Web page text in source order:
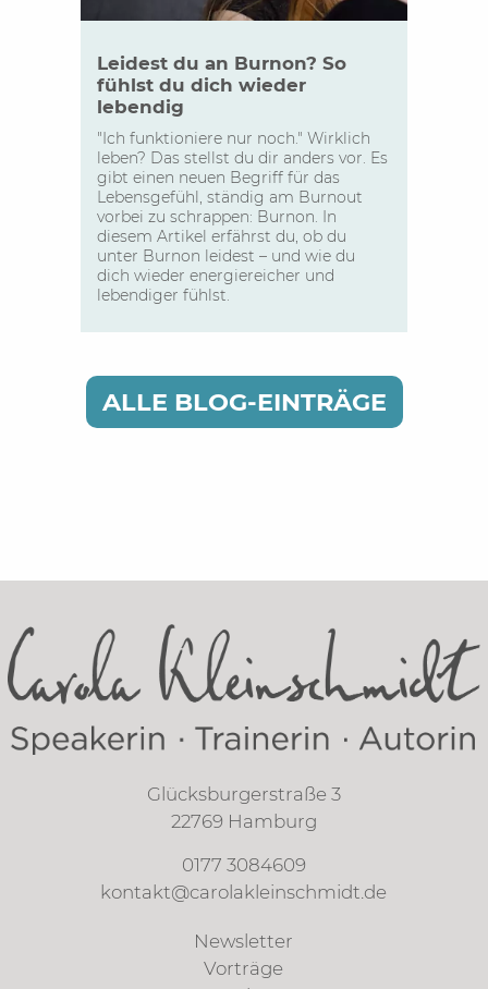
Leidest du an Burnon? So
fühlst du dich wieder
lebendig
"Ich funktioniere nur noch." Wirklich
leben? Das stellst du dir anders vor. Es
gibt einen neuen Begriff für das
Lebensgefühl, ständig am Burnout
vorbei zu schrappen: Burnon. In
diesem Artikel erfährst du, ob du
unter Burnon leidest – und wie du
dich wieder energiereicher und
lebendiger fühlst.
ALLE BLOG-EINTRÄGE
Glücksburgerstraße 3
22769 Hamburg
0177 3084609
kontakt@carolakleinschmidt.de
Newsletter
Vorträge